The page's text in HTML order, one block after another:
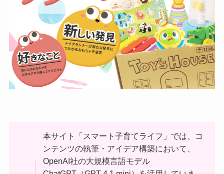
本サイト「スマート子育てライフ」では、コ
ンテンツの執筆・アイデア構築において、
OpenAI社の大規模言語モデル